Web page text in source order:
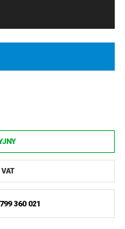
360 021